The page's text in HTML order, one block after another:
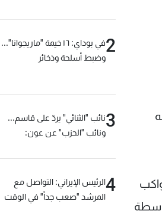
2
في بوداي: ١٦ خيمة "ماريجوانا"...
وضبط أسلحة وذخائر
3نائب "الثنائي" يردّ على قاسم...
ونائب "الحزب" عن عون:
4الرئيس الإيراني: التواصل مع
المرشد "صعب جداً" في الوقت